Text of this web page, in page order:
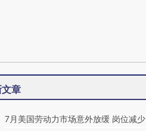
章
7月美国劳动力市场意外放缓 岗位减少